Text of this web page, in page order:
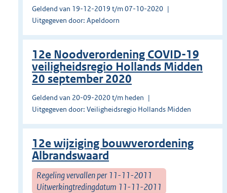
Geldend van 19-12-2019 t/m 07-10-2020
Uitgegeven door: Apeldoorn
12e Noodverordening COVID-19
veiligheidsregio Hollands Midden
20 september 2020
Geldend van 20-09-2020 t/m heden
Uitgegeven door: Veiligheidsregio Hollands Midden
12e wijziging bouwverordening
Albrandswaard
Regeling vervallen per 11-11-2011
Uitwerkingtredingdatum 11-11-2011